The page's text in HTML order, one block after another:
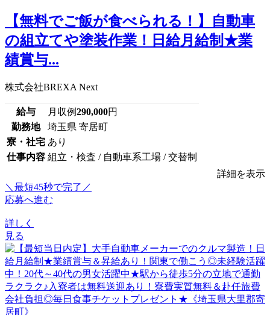
【無料でご飯が食べられる！】自動車
の組立てや塗装作業！日給月給制★業
績賞与...
株式会社BREXA Next
給与 月収例290,000円
勤務地
埼玉県 寄居町
寮・社宅 あり
仕事内容 組立・検査 / 自動車系工場 / 交替制
詳細を表示
＼最短45秒で完了／
応募へ進む
詳しく
見る